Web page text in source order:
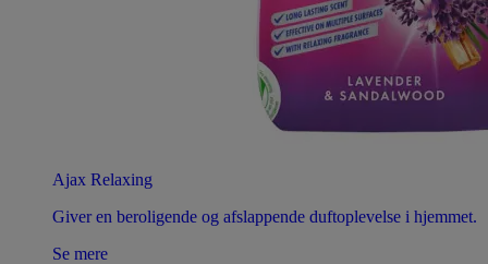
Ajax Relaxing
Giver en beroligende og afslappende duftoplevelse i hjemmet.
Se mere